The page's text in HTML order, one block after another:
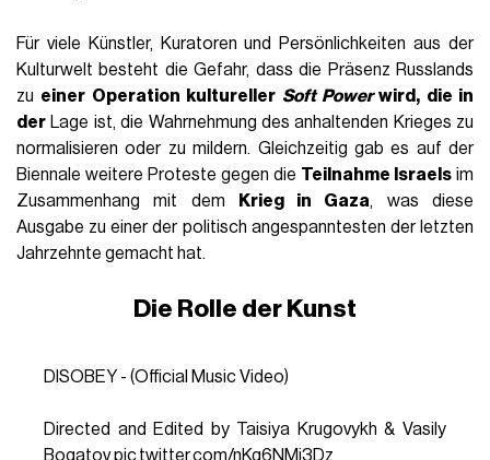
Für viele Künstler, Kuratoren und Persönlichkeiten aus der
Kulturwelt besteht die Gefahr, dass die Präsenz Russlands
zu einer Operation kultureller Soft Powerwird, die in
der Lage ist, die Wahrnehmung des anhaltenden Krieges zu
normalisieren oder zu mildern. Gleichzeitig gab es auf der
Biennale weitere Proteste gegen die Teilnahme Israels im
Zusammenhang mit dem
Krieg in Gaza, was diese
Ausgabe zu einer der politisch angespanntesten der letzten
Jahrzehnte gemacht hat.
Die Rolle der Kunst
DISOBEY - (Official Music Video)
Directed and Edited by Taisiya Krugovykh & Vasily
Bogatovpic.twitter.com/nKq6NMj3Dz